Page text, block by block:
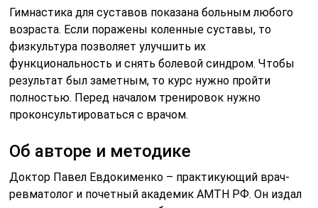
Гимнастика для суставов показана больным любого
возраста. Если поражены коленные суставы, то
физкультура позволяет улучшить их
функциональность и снять болевой синдром. Чтобы
результат был заметным, то курс нужно пройти
полностью. Перед началом тренировок нужно
проконсультироваться с врачом.
Об авторе и методике
Доктор Павел Евдокименко – практикующий врач-
ревматолог и почетный академик АМТН РФ. Он издал